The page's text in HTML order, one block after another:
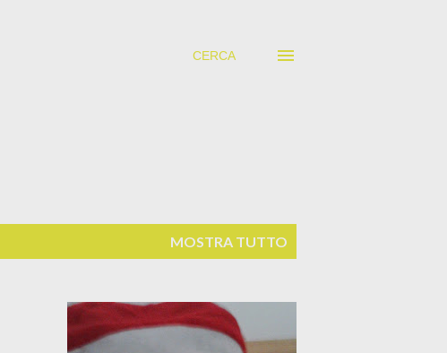
CERCA
MOSTRA TUTTO